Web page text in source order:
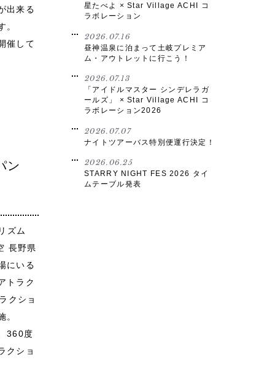
出来る
。
催して
ン
ズム
長野県
にいる
トラク
クショ
。
360度
クショ
星たべよ × Star Village ACHI コ
ラボレーション
2026.07.16
昼神温泉に泊まって土岐プレミア
ム・アウトレットに行こう！
2026.07.13
「アイドルマスター シンデレラガ
ールズ」 × Star Village ACHI コ
ラボレーション2026
2026.07.07
ナイトツアーバス特別便運行決定！
2026.06.25
STARRY NIGHT FES 2026 タイ
ムテーブル発表